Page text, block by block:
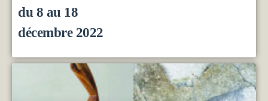
du 8 au 18
décembre 2022